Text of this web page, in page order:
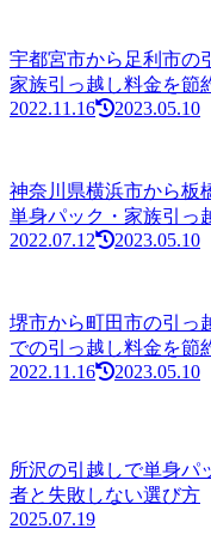
宇都宮市から足利市の
家族引っ越し料金を節
2022.11.16
2023.05.10
神奈川県横浜市から板
単身パック・家族引っ
2022.07.12
2023.05.10
堺市から町田市の引っ
での引っ越し料金を節
2022.11.16
2023.05.10
所沢の引越しで単身パ
者と失敗しない選び方
2025.07.19